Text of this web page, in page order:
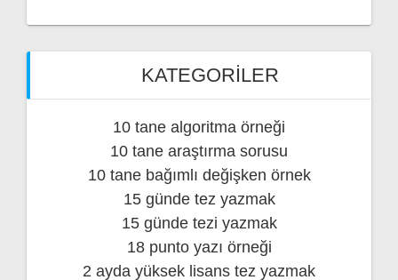
KATEGORILER
10 tane algoritma örneği
10 tane araştırma sorusu
10 tane bağımlı değişken örnek
15 günde tez yazmak
15 günde tezi yazmak
18 punto yazı örneği
2 ayda yüksek lisans tez yazmak